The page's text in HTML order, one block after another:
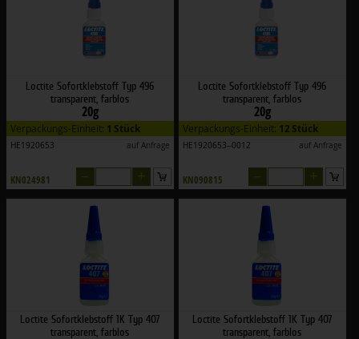
Loctite Sofortklebstoff Typ 496
transparent, farblos
20g
Verpackungs-Einheit: 1 Stück
HE1920653 auf Anfrage
KN024981
Loctite Sofortklebstoff Typ 496
transparent, farblos
20g
Verpackungs-Einheit: 12 Stück
HE1920653--0012 auf Anfrage
KN090815
Loctite Sofortklebstoff 1K Typ 407
transparent, farblos
Loctite Sofortklebstoff 1K Typ 407
transparent, farblos